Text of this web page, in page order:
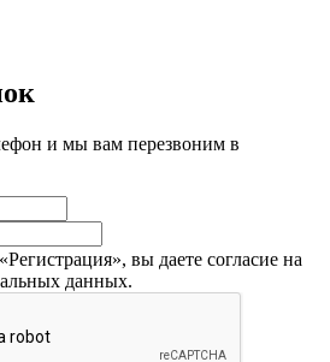
и мы вам перезвоним в
вы даете согласие на
данных.